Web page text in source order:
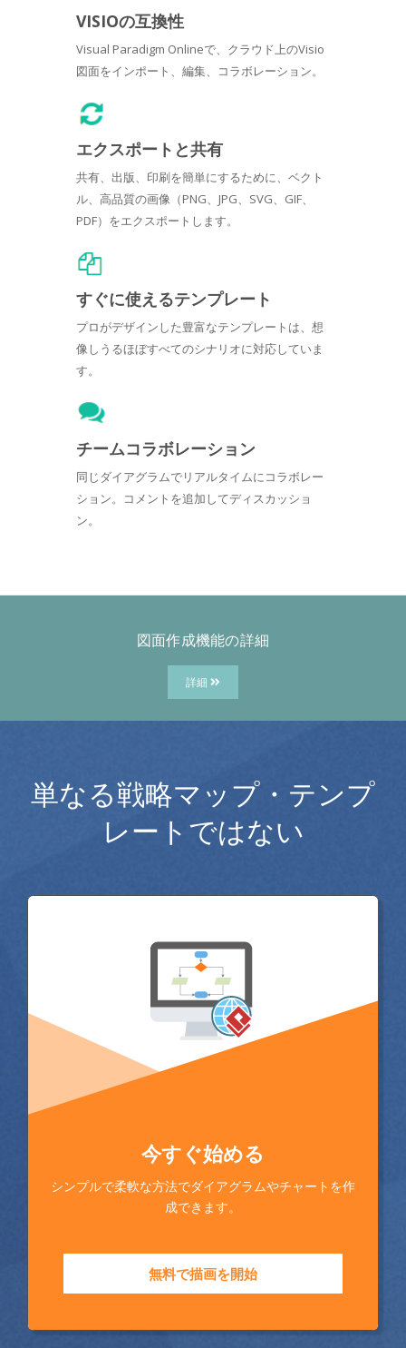
VISIOの互換性
Visual Paradigm Onlineで、クラウド上のVisio
図面をインポート、編集、コラボレーション。
エクスポートと共有
共有、出版、印刷を簡単にするために、ベクト
ル、高品質の画像（PNG、JPG、SVG、GIF、
PDF）をエクスポートします。
すぐに使えるテンプレート
プロがデザインした豊富なテンプレートは、想
像しうるほぼすべてのシナリオに対応していま
す。
チームコラボレーション
同じダイアグラムでリアルタイムにコラボレー
ション。コメントを追加してディスカッショ
ン。
図面作成機能の詳細
詳細
単なる戦略マップ・テンプ
レートではない
今すぐ始める
シンプルで柔軟な方法でダイアグラムやチャートを作
成できます。
無料で描画を開始